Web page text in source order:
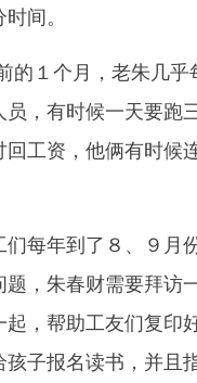
间。
１个月，老朱几乎
，有时候一天要跑
工资，他俩有时候
年到了８、９月
，朱春财需要拜访
起，帮助工友们复印
子报名读书，并且